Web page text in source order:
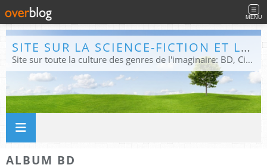
MENU
SITE SUR LA SCIENCE-FICTION ET LE FANTASTIQUE
Site sur toute la culture des genres de l'imaginaire: BD, Cinéma, Livre, Jeux, Théâtre. Présent dans les principaux festivals de film fantastique e de science-fiction, salons et conventions.
ALBUM BD